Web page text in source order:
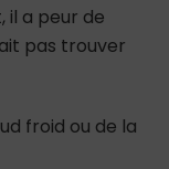
il a peur de
pas trouver
froid ou de la